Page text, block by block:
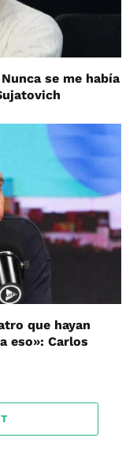
se me había
que hayan
eso»: Carlos